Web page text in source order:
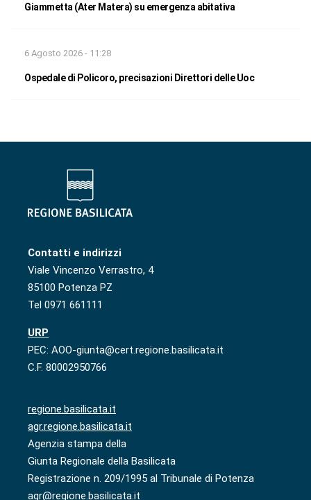
Giammetta (Ater Matera) su emergenza abitativa
6 Agosto 2026 - 11:28
Ospedale di Policoro, precisazioni Direttori delle Uoc
Contatti e indirizzi
Viale Vincenzo Verrastro, 4
85100 Potenza PZ
Tel 0971 661111
URP
PEC: AOO-giunta@cert.regione.basilicata.it
C.F. 80002950766
regione.basilicata.it
agr.regione.basilicata.it
Agenzia stampa della
Giunta Regionale della Basilicata
Registrazione n. 209/1995 al Tribunale di Potenza
agr@regione.basilicata.it